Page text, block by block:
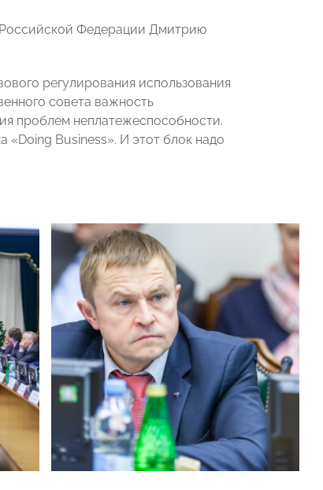
Федерации Дмитрию
регулирования использования
совета важность
проблем неплатежеспособности.
«Doing Business». И этот блок надо